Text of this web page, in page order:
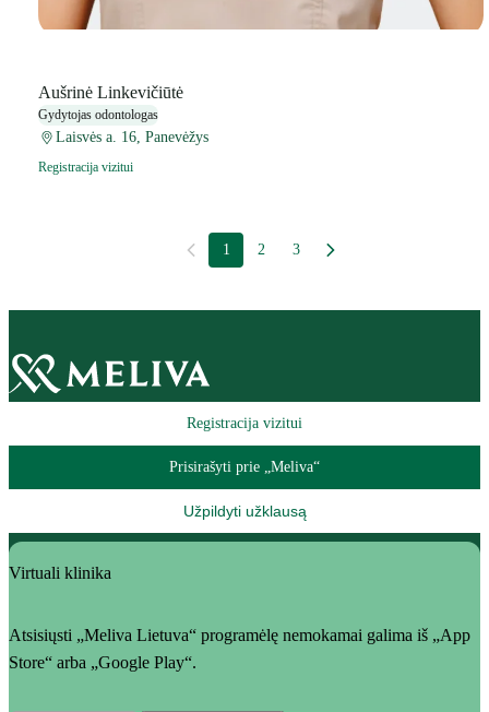
Aušrinė Linkevičiūtė
Gydytojas odontologas
Laisvės a. 16, Panevėžys
Registracija vizitui
1 2 3
Registracija vizitui
Prisirašyti prie „Meliva“
Užpildyti užklausą
Virtuali klinika
Atsisiųsti „Meliva Lietuva“ programėlę nemokamai galima iš „App
Store“ arba „Google Play“.